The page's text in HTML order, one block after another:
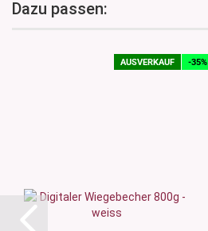
Dazu passen:
AUSVERKAUF -35%